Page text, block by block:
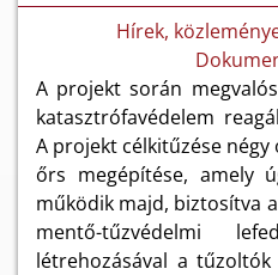
Hírek,
A projekt során
katasztrófavédelem
A projekt célkitűzése
őrs megépítése, amely
működik majd, biztosítva
mentő-tűzvédelmi
létrehozásával a